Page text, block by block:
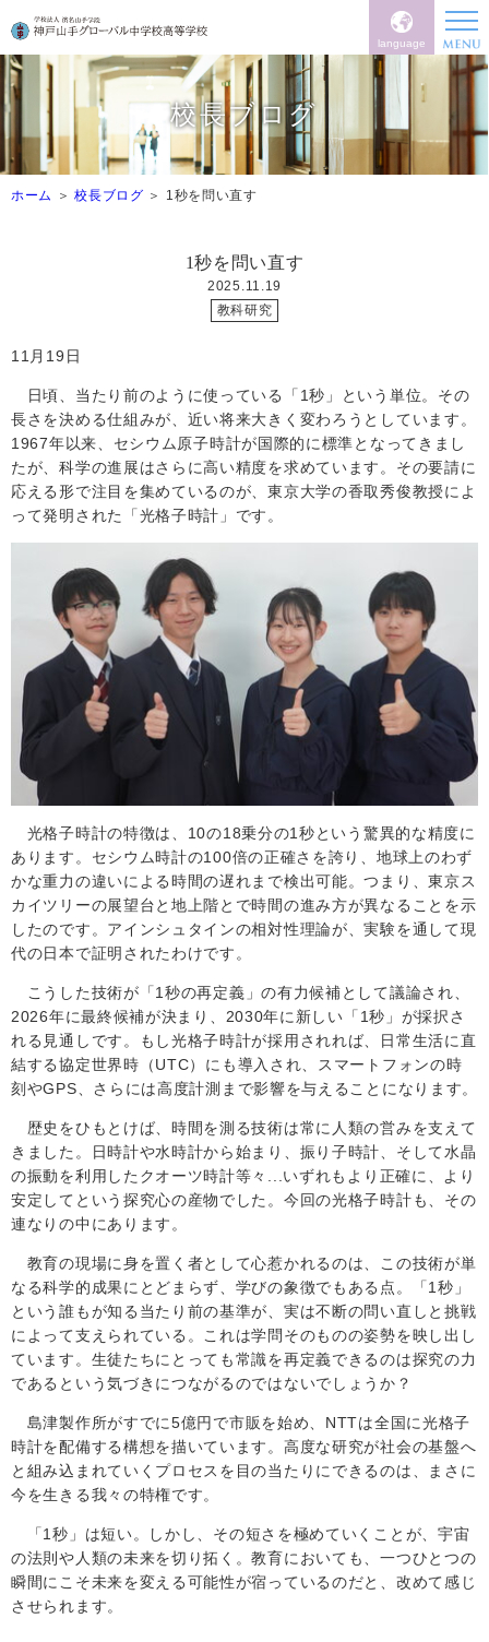
language
校長ブログ
ホーム 校長ブログ 1秒を問い直す
1秒を問い直す
2025.11.19
教科研究
11月 19 日
日頃、当たり前のように使っている「 1秒」という単位。その
長さを決める仕組みが、近い将来大きく変わろうとしています。
1967年以来、セシウム原子時計が国際的に標準となってきまし
たが、科学の進展はさらに高い精度を求めています。その要請に
応える形で注目を集めているのが、東京大学の香取秀俊教授によ
って発明された「光格子時計」です。
光格子時計の特徴は、 10の18乗分の1秒という驚異的な精度に
あります。セシウム時計の100倍の正確さを誇り、地球上のわず
かな重力の違いによる時間の遅れまで検出可能。つまり、東京ス
カイツリーの展望台と地上階とで時間の進み方が異なることを示
したのです。アインシュタインの相対性理論が、実験を通して現
代の日本で証明されたわけです。
こうした技術が「1秒の再定義」の有力候補として議論され、
2026年に最終候補が決まり、 2030年に新しい「 1秒」が採択さ
れる見通しです。もし光格子時計が採用されれば、日常生活に直
結する協定世界時（UTC）にも導入され、スマートフォンの時
刻やGPS 、さらには高度計測まで影響を与えることになります。
歴史をひもとけば、時間を測る技術は常に人類の営みを支えて
きました。日時計や水時計から始まり、振り子時計、そして水晶
の振動を利用したクオーツ時計等々
いずれもより正確に、より
安定してという探究心の産物でした。今回の光格子時計も、その
連なりの中にあります。
教育の現場に身を置く者として心惹かれるのは、この技術が単
なる科学的成果にとどまらず、学びの象徴でもある点。「1 秒」
という誰もが知る当たり前の基準が、実は不断の問い直しと挑戦
によって支えられている。これは学問そのものの姿勢を映し出し
ています。生徒たちにとっても常識を再定義できるのは探究の力
であるという気づきにつながるのではないでしょうか？
島津製作所がすでに5億円で市販を始め、 NTTは全国に光格子
時計を配備する構想を描いています。高度な研究が社会の基盤へ
と組み込まれていくプロセスを目の当たりにできるのは、まさに
今を生きる我々の特権です。
「1秒」は短い。しかし、その短さを極めていくことが、宇宙
の法則や人類の未来を切り拓く。教育においても、一つひとつの
瞬間にこそ未来を変える可能性が宿っているのだと、改めて感じ
させられます。